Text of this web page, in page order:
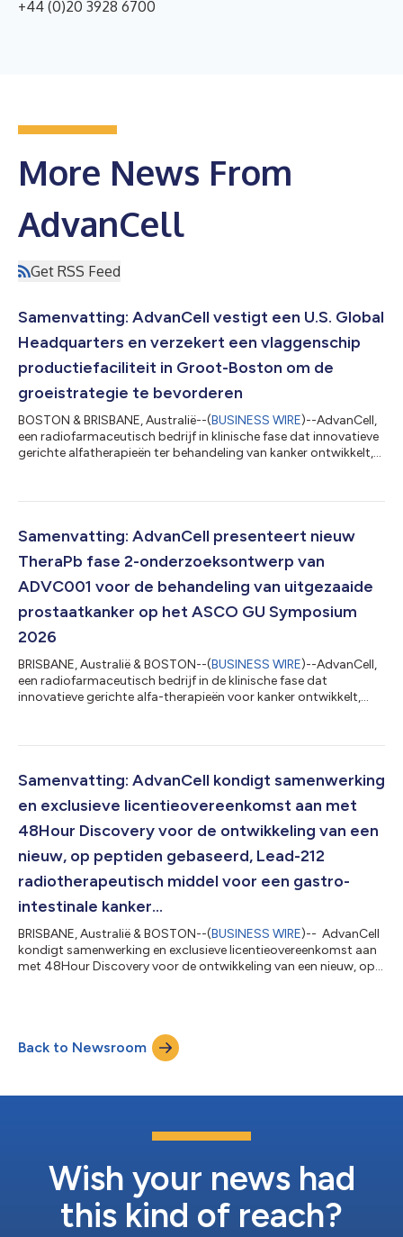
+44 (0)20 3928 6700
More News From
AdvanCell
Get RSS Feed
Samenvatting: AdvanCell vestigt een U.S. Global
Headquarters en verzekert een vlaggenschip
productiefaciliteit in Groot-Boston om de
groeistrategie te bevorderen
BOSTON & BRISBANE, Australië--(BUSINESS WIRE)--AdvanCell,
een radiofarmaceutisch bedrijf in klinische fase dat innovatieve
gerichte alfatherapieën ter behandeling van kanker ontwikkelt,
nieuwe faciliteit van 128.000 vierkante voet groot, die het
ondersteuning van groei op lange termijn en de
commercialiseringsstrategie van...
Samenvatting: AdvanCell presenteert nieuw
TheraPb fase 2-onderzoeksontwerp van
ADVC001 voor de behandeling van uitgezaaide
prostaatkanker op het ASCO GU Symposium
2026
BRISBANE, Australië & BOSTON--(BUSINESS WIRE)--AdvanCell,
een radiofarmaceutisch bedrijf in de klinische fase dat
innovatieve gerichte alfa-therapieën voor kanker ontwikkelt,
gemetastaseerde prostaatkanker. ADVC001 is een
richt op het prostaatspecifieke membraanantigeen (PSMA). Het
onderzoeksontwerp zal deze week worden gepresenteer...
Samenvatting: AdvanCell kondigt samenwerking
en exclusieve licentieovereenkomst aan met
48Hour Discovery voor de ontwikkeling van een
nieuw, op peptiden gebaseerd, Lead-212
radiotherapeutisch middel voor een gastro-
intestinale kanker...
BRISBANE, Australië & BOSTON--(BUSINESS WIRE)-- AdvanCell
kondigt samenwerking en exclusieve licentieovereenkomst aan
met 48Hour Discovery voor de ontwikkeling van een nieuw, op
klinische fase dat innovatieve gerichte alfatherapieën voor
kanker ontwikkelt, heeft vandaag aangekondigd dat het een
samenwerkings- en exclusi...
Back to Newsroom
Wish your news had
this kind of reach?